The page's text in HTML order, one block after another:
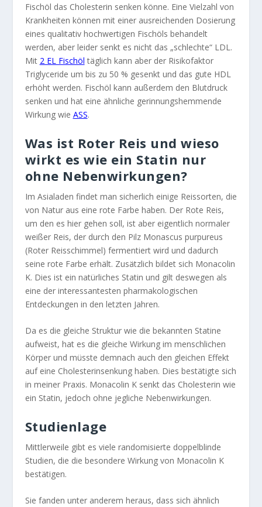
Fischöl das Cholesterin senken könne. Eine Vielzahl von
Krankheiten können mit einer ausreichenden Dosierung
eines qualitativ hochwertigen Fischöls behandelt
werden, aber leider senkt es nicht das „schlechte“ LDL.
Mit 2 EL Fischöl täglich kann aber der Risikofaktor
Triglyceride um bis zu 50 % gesenkt und das gute HDL
erhöht werden. Fischöl kann außerdem den Blutdruck
senken und hat eine ähnliche gerinnungshemmende
Wirkung wie ASS.
Was ist Roter Reis und wieso
wirkt es wie ein Statin nur
ohne Nebenwirkungen?
Im Asialaden findet man sicherlich einige Reissorten, die
von Natur aus eine rote Farbe haben. Der Rote Reis,
um den es hier gehen soll, ist aber eigentlich normaler
weißer Reis, der durch den Pilz Monascus purpureus
(Roter Reisschimmel) fermentiert wird und dadurch
seine rote Farbe erhält. Zusätzlich bildet sich Monacolin
K. Dies ist ein natürliches Statin und gilt deswegen als
eine der interessantesten pharmakologischen
Entdeckungen in den letzten Jahren.
Da es die gleiche Struktur wie die bekannten Statine
aufweist, hat es die gleiche Wirkung im menschlichen
Körper und müsste demnach auch den gleichen Effekt
auf eine Cholesterinsenkung haben. Dies bestätigte sich
in meiner Praxis. Monacolin K senkt das Cholesterin wie
ein Statin, jedoch ohne jegliche Nebenwirkungen.
Studienlage
Mittlerweile gibt es viele randomisierte doppelblinde
Studien, die die besondere Wirkung von Monacolin K
bestätigen.
Sie fanden unter anderem heraus, dass sich ähnlich